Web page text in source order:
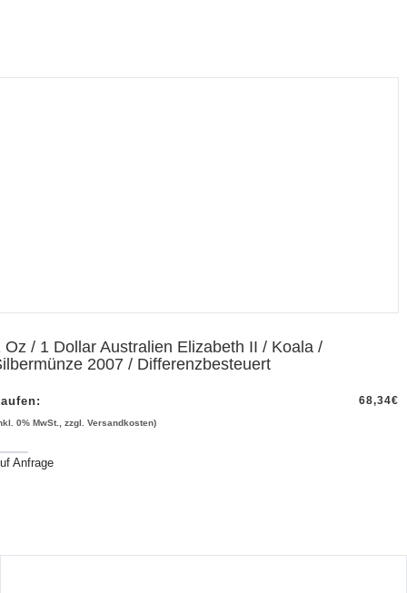
Oz / 1 Dollar Australien Elizabeth II / Koala /
2007 / Differenzbesteuert
68,34€
0% MwSt., zzgl. Versandkosten)
Anfrage